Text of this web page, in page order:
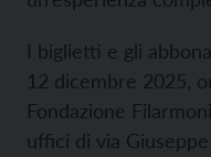
I biglietti e gli
12 dicembre 2025,
Fondazione
uffici di via